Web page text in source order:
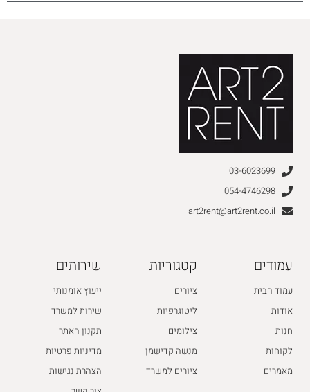
03-6023699
054-4746298
art2rent@art2rent.co.il
עמודים
עמוד הבית
אודות
חנות
לקוחות
מאמרים
קטגוריות
ציורים
ליטוגרפיות
צילומים
מנשה קדישמן
ציורים למשרד
שירותים
ייעוץ אומנותי
שירות למשרד
תקנון האתר
מדיניות פרטיות
הצהרת נגישות